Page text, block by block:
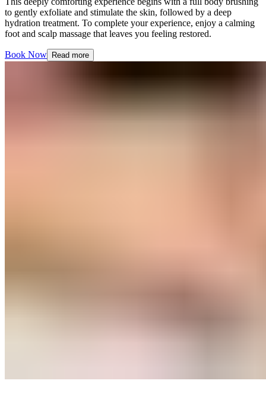
to gently exfoliate and stimulate the skin, followed by a deep
hydration treatment. To complete your experience, enjoy a calming
foot and scalp massage that leaves you feeling restored.​​​​‌ ‍ ​‍​‍‌‍ ‌ ​‍‌‍‍‌‌‍‌ ‌‍‍‌‌‍ ‍​‍​‍​ ‍‍​‍​‍‌ ​ ‌‍​‌‌‍ ‍‌‍‍‌‌ ‌​‌ ‍‌​‍ ‍‌‍‍‌‌‍ ​‍​‍​‍ ​​‍​‍‌‍‍​‌ ​‍‌‍‌‌‌‍‌‍​‍​‍​ ‍‍​‍​‍‌‍‍​‌ ‌​‌ ‌​‌ ​​‌ ​ ​ ‍‍​‍ ​‍ ‌‍ ​​‍ ‌‌‍​‌‌‍ ‍‌‍‌​​‍ ‌‌ ​‍​‍ ‌‌‍‍​‌‍ ‌ ‌​‌‍‌‌‌‍ ​‌ ​ ​‍ ‌‌ ​ ‌ ‌​‌ ‌‌‌‍‌​‌‍‍‌‌‍ ​‍ ‍‌ ‌‍‌‍‌‌‌ ​‍‌‍​ ‌‍‌‌‌‍ ​​‍ ‍‌‍​‌‌ ​​‌ ​​​‍ ‌‍‍‌‌‍ ‍‌ ‌​‌‍‌‌‌‍ ‍‌ ‌​​‍ ‌‍‌‌‌‍‌​‌‍‍‌‌ ‌​​‍ ‌‍ ‌‌‍ ‌‍‌​‌‍‌‌​ ‌‌ ​​‌ ​‍‌‍‌‌‌ ​ ‌‍‌‌‌‍ ‍‌ ‌​‌‍​‌‌ ‌​‌‍‍‌‌‍ ‌‍ ‍​ ‍ ‌‍‍‌‌‍‌​​ ‌‌‍​‌​ ‌​‌‍‌‍​ ‌‌‌‍‌​​ ​​​ ​ ‌‍‌‌​‍ ‌‌‍​‍‌‍‌‍​ ‍‌​ ​ ​‍ ‌​ ‌​​ ​‍​ ​‌​ ​‌​‍ ‌‌‍​‌​ ​‍​ ‌ ‌‍​ ​‍ ‌​ ​‍​ ‌‌​ ‌​‌‍​ ‌‍​ ‌‍​‍​ ​​​ ​​​ ​‍‌‍​‌​ ‌‍‌‍​ ​ ‍ ‌ ‌​‌ ‍‌‌ ​​‌‍‌‌​ ‌‌‍‍​‌‍ ‌ ‌​‌‍‌‌‌‍ ​‌‌‌​‌ ​‍‌‍‌‌‌‍​‌‌ ‌​‌‍ ‌‌‍‌‌‌‍ ‍‌ ‌​​ ‍ ‌ ​​‌‍​‌‌ ‌​‌‍‍​​ ‌‌‍‌​‌‍‌‌‌ ​ ‌‍​ ‌ ​‍‌‍‍‌‌ ​​‌ ‌​‌‍‍‌‌‍ ‌‍ ‍​ ‌‍​‍‌‍​‌‌ ​ ‌‍‌‌‌‌‌‌‌ ​‍‌‍ ​​ ‌‌‍‍​‌ ‌​‌ ‌​‌ ​​‌ ​ ​‍‌‌​ ​ ‌​​‌​‍‌‌​ ​‍‌​‌‍​‍‌‌​ ​‍‌​‌‍‌‍ ​​‍ ‌‌‍​‌‌‍ ‍‌‍‌​​‍ ‌‌ ​‍​‍ ‌‌‍‍​‌‍ ‌ ‌​‌‍‌‌‌‍ ​‌ ​ ​‍ ‌‌ ​ ‌ ‌​‌ ‌‌‌‍‌​‌‍‍‌‌‍ ​‍ ‍‌ ‌‍‌‍‌‌‌ ​‍‌‍​ ‌‍‌‌‌‍ ​​‍ ‍‌‍​‌‌ ​​‌ ​​​‍‌‍‌‍‍‌‌‍‌​​ ‌‌‍​‌​ ‌​‌‍‌‍​ ‌‌‌‍‌​​ ​​​ ​ ‌‍‌‌​‍ ‌‌‍​‍‌‍‌‍​ ‍‌​ ​ ​‍ ‌​ ‌​​ ​‍​ ​‌​ ​‌​‍ ‌‌‍​‌​ ​‍​ ‌ ‌‍​ ​‍ ‌​ ​‍​ ‌‌​ ‌​‌‍​ ‌‍​ ‌‍​‍​ ​​​ ​​​ ​‍‌‍​‌​ ‌‍‌‍​ ​‍‌‍‌ ‌​‌ ‍‌‌ ​​‌‍‌‌​ ‌‌‍‍​‌‍ ‌ ‌​‌‍‌‌‌‍ ​‌‌‌​‌ ​‍‌‍‌‌‌‍​‌‌ ‌​‌‍ ‌‌‍‌‌‌‍ ‍‌ ‌​​‍‌‍‌ ​​‌‍​‌‌ ‌​‌‍‍​​ ‌‌‍‌​‌‍‌‌‌ ​ ‌‍​ ‌ ​‍‌‍‍‌‌ ​​‌ ‌​‌‍‍‌‌‍ ‌‍ ‍​‍‌‍‌ ​​‌‍‌‌‌ ​‍‌ ​ ‌ ​​‌‍‌‌‌‍​ ‌ ‌​‌‍‍‌‌ ‌‍‌‍‌‌​ ‌‌ ​​‌ ‌‌‌‍​‍‌‍ ​‌‍‍‌‌ ​ ‌‍‍​‌‍‌‌‌‍‌​​‍​‍‌ ‌
Book Now​​​​‌ ‍ ​‍​‍‌‍ ‌ ​‍‌‍‍‌‌‍‌ ‌‍‍‌‌‍ ‍​‍​‍​ ‍‍​‍​‍‌ ​ ‌‍​‌‌‍ ‍‌‍‍‌‌ ‌​‌ ‍‌​‍ ‍‌‍‍‌‌‍ ​‍​‍​‍ ​​‍​‍‌‍‍​‌ ​‍‌‍‌‌‌‍‌‍​‍​‍​ ‍‍​‍​‍‌‍‍​‌ ‌​‌ ‌​‌ ​​‌ ​ ​ ‍‍​‍ ​‍ ‌‍ ​​‍ ‌‌‍​‌‌‍ ‍‌‍‌​​‍ ‌‌ ​‍​‍ ‌‌‍‍​‌‍ ‌ ‌​‌‍‌‌‌‍ ​‌ ​ ​‍ ‌‌ ​ ‌ ‌​‌ ‌‌‌‍‌​‌‍‍‌‌‍ ​‍ ‍‌ ‌‍‌‍‌‌‌ ​‍‌‍​ ‌‍‌‌‌‍ ​​‍ ‍‌‍​‌‌ ​​‌ ​​​‍ ‌‍‍‌‌‍ ‍‌ ‌​‌‍‌‌‌‍ ‍‌ ‌​​‍ ‌‍‌‌‌‍‌​‌‍‍‌‌ ‌​​‍ ‌‍ ‌‌‍ ‌‍‌​‌‍‌‌​ ‌‌ ​​‌ ​‍‌‍‌‌‌ ​ ‌‍‌‌‌‍ ‍‌ ‌​‌‍​‌‌ ‌​‌‍‍‌‌‍ ‌‍ ‍​ ‍ ‌‍‍‌‌‍‌​​ ‌‌‍​‌​ ‌​‌‍‌‍​ ‌‌‌‍‌​​ ​​​ ​ ‌‍‌‌​‍ ‌‌‍​‍‌‍‌‍​ ‍‌​ ​ ​‍ ‌​ ‌​​ ​‍​ ​‌​ ​‌​‍ ‌‌‍​‌​ ​‍​ ‌ ‌‍​ ​‍ ‌​ ​‍​ ‌‌​ ‌​‌‍​ ‌‍​ ‌‍​‍​ ​​​ ​​​ ​‍‌‍​‌​ ‌‍‌‍​ ​ ‍ ‌ ‌​‌ ‍‌‌ ​​‌‍‌‌​ ‌‌‍‍​‌‍ ‌ ‌​‌‍‌‌‌‍ ​‌‌‌​‌ ​‍‌‍‌‌‌‍​‌‌ ‌​‌‍ ‌‌‍‌‌‌‍ ‍‌ ‌​​ ‍ ‌ ​​‌‍​‌‌ ‌​‌‍‍​​ ‌‌‍​ ‌ ‌​‌‍​‌​‍ ‍‌‍ ​‌‍​‌‌‍​‍‌‍‌‌‌‍ ​​ ‌‍​‍‌‍​‌‌ ​ ‌‍‌‌‌‌‌‌‌ ​‍‌‍ ​​ ‌‌‍‍​‌ ‌​‌ ‌​‌ ​​‌ ​ ​‍‌‌​ ​ ‌​​‌​‍‌‌​ ​‍‌​‌‍​‍‌‌​ ​‍‌​‌‍‌‍ ​​‍ ‌‌‍​‌‌‍ ‍‌‍‌​​‍ ‌‌ ​‍​‍ ‌‌‍‍​‌‍ ‌ ‌​‌‍‌‌‌‍ ​‌ ​ ​‍ ‌‌ ​ ‌ ‌​‌ ‌‌‌‍‌​‌‍‍‌‌‍ ​‍ ‍‌ ‌‍‌‍‌‌‌ ​‍‌‍​ ‌‍‌‌‌‍ ​​‍ ‍‌‍​‌‌ ​​‌ ​​​‍‌‍‌‍‍‌‌‍‌​​ ‌‌‍​‌​ ‌​‌‍‌‍​ ‌‌‌‍‌​​ ​​​ ​ ‌‍‌‌​‍ ‌‌‍​‍‌‍‌‍​ ‍‌​ ​ ​‍ ‌​ ‌​​ ​‍​ ​‌​ ​‌​‍ ‌‌‍​‌​ ​‍​ ‌ ‌‍​ ​‍ ‌​ ​‍​ ‌‌​ ‌​‌‍​ ‌‍​ ‌‍​‍​ ​​​ ​​​ ​‍‌‍​‌​ ‌‍‌‍​ ​‍‌‍‌ ‌​‌ ‍‌‌ ​​‌‍‌‌​ ‌‌‍‍​‌‍ ‌ ‌​‌‍‌‌‌‍ ​‌‌‌​‌ ​‍‌‍‌‌‌‍​‌‌ ‌​‌‍ ‌‌‍‌‌‌‍ ‍‌ ‌​​‍‌‍‌ ​​‌‍​‌‌ ‌​‌‍‍​​ ‌‌‍​ ‌ ‌​‌‍​‌​‍ ‍‌‍ ​‌‍​‌‌‍​‍‌‍‌‌‌‍ ​​‍‌‍‌ ​​‌‍‌‌‌ ​‍‌ ​ ‌ ​​‌‍‌‌‌‍​ ‌ ‌​‌‍‍‌‌ ‌‍‌‍‌‌​ ‌‌ ​​‌ ‌‌‌‍​‍‌‍ ​‌‍‍‌‌ ​ ‌‍‍​‌‍‌‌‌‍‌​​‍​‍‌ ‌ Read more